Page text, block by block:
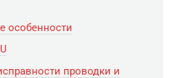
особенности
проводки и